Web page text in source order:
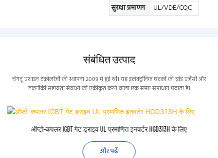
सुरक्षा प्रमाणन
UL/VDE/CQC
संबंधित उत्पाद
चेंगदू एशाइन टेक्नोलॉजी की स्थापना 2009 में हुई थी। यह इलेक्ट्रॉनिक घटकों की ब्रांड एजेंसी और
तकनीकी सहायता सेवाओं को एकीकृत करने वाला एक समग्र समाधान प्रदाता है।
ऑप्टो-कपलर IGBT गेट ड्राइव UL प्रमाणित इनवर्टर HGD313H के लिए
और पढ़ें